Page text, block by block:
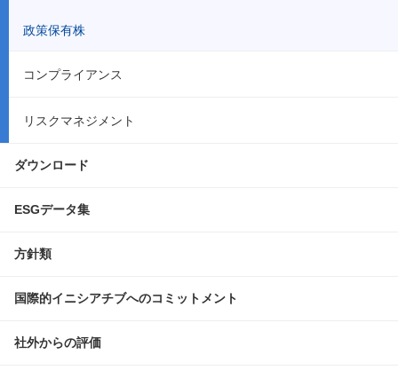
政策保有株
コンプライアンス
リスクマネジメント
ダウンロード
ESGデータ集
方針類
国際的イニシアチブへのコミットメント
社外からの評価